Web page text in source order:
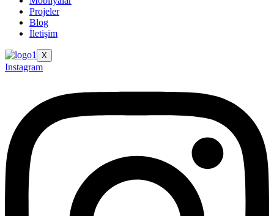
Projeler
Blog
İletişim
X
Instagram